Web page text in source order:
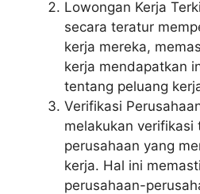
Lowongan Kerja
secara teratur
kerja mereka,
kerja mendapatkan
tentang peluang
Verifikasi
melakukan verifikasi
perusahaan yang
kerja. Hal ini
perusahaan-